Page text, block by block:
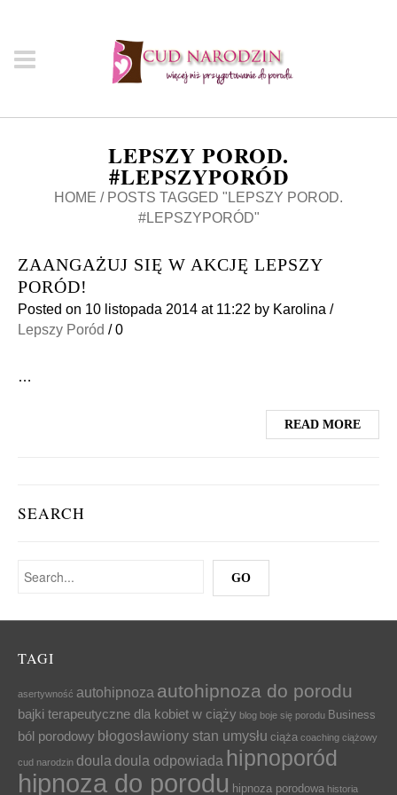
LEPSZY POROD.
#LEPSZYPORÓD
HOME / POSTS TAGGED "LEPSZY POROD.
#LEPSZYPORÓD"
ZAANGAŻUJ SIĘ W AKCJĘ LEPSZY
PORÓD!
Posted on 10 listopada 2014 at 11:22 by Karolina /
Lepszy Poród /0
…
READ MORE
SEARCH
TAGI
asertywność autohipnoza autohipnoza do porodu
bajki terapeutyczne dla kobiet w ciąży blog boje się porodu Business
ból porodowy błogosławiony stan umysłu ciąża coaching ciążowy
cud narodzin doula doula odpowiada hipnoporód
hipnoza do porodu hipnoza porodowa historia